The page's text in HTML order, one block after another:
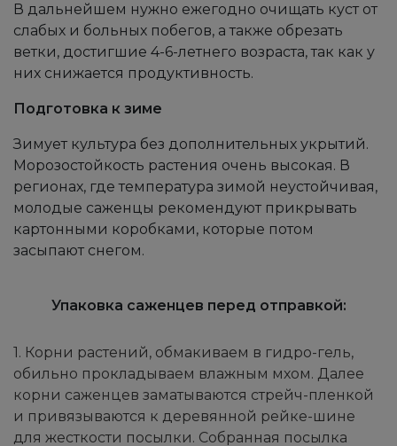
В дальнейшем нужно ежегодно очищать куст от
слабых и больных побегов, а также обрезать
ветки, достигшие 4-6-летнего возраста, так как у
них снижается продуктивность.
Подготовка к зиме
Зимует культура без дополнительных укрытий.
Морозостойкость растения очень высокая. В
регионах, где температура зимой неустойчивая,
молодые саженцы рекомендуют прикрывать
картонными коробками, которые потом
засыпают снегом.
Упаковка саженцев перед отправкой:
1. Корни растений, обмакиваем в гидро-гель,
обильно прокладываем влажным мхом. Далее
корни саженцев заматываются стрейч-пленкой
и привязываются к деревянной рейке-шине
для жесткости посылки. Собранная посылка